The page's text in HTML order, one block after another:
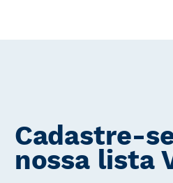
Cadastre-
nossa lista